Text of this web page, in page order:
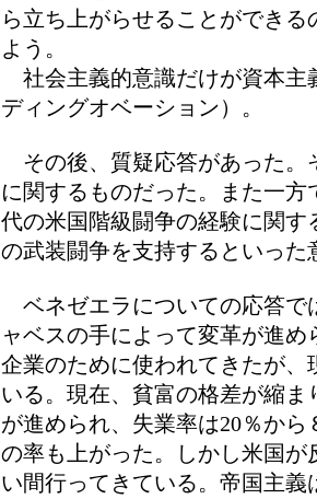
ら立ち上がらせることができ
よう。
社会主義的意識だけが資本主
ディングオベーション）。
その後、質疑応答があった。
に関するものだった。また一
代の米国階級闘争の経験に関
の武装闘争を支持するといった
ベネゼエラについての応答で
ャベスの手によって変革が進
企業のために使われてきたが
いる。現在、貧富の格差が縮
が進められ、失業率は20％か
の率も上がった。しかし米国
い間行ってきている。帝国主